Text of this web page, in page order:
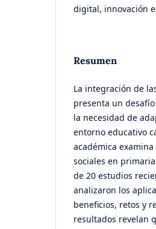
digital, innovación
Resumen
La integración de
presenta un
la necesidad de
entorno educativo
académica
sociales en
de 20 estudios
analizaron los
beneficios, retos y
resultados revelan